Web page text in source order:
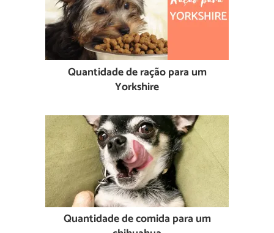
Quantidade de ração para um
Yorkshire
Quantidade de comida para um